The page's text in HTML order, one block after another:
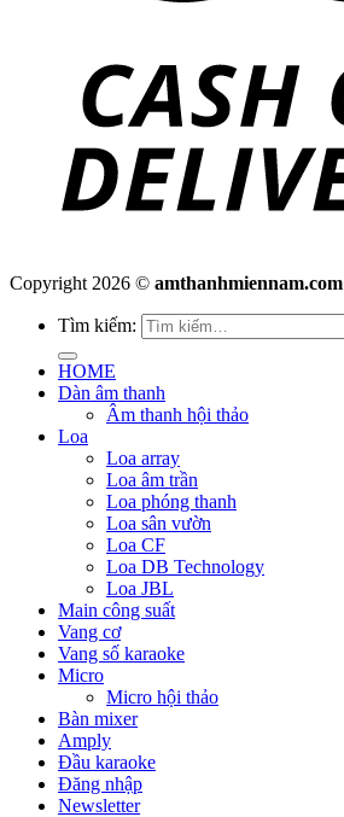
Copyright 2026 © amthanhmiennam.com
Tìm kiếm:
HOME
Dàn âm thanh
Âm thanh hội thảo
Loa
Loa array
Loa âm trần
Loa phóng thanh
Loa sân vườn
Loa CF
Loa DB Technology
Loa JBL
Main công suất
Vang cơ
Vang số karaoke
Micro
Micro hội thảo
Bàn mixer
Amply
Đầu karaoke
Đăng nhập
Newsletter